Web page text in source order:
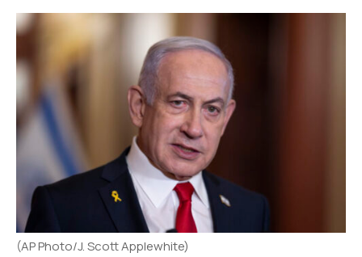
(AP Photo/J. Scott Applewhite)